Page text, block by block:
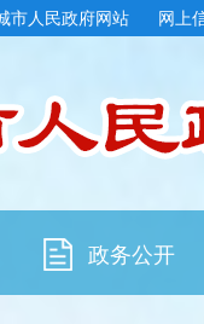
市人民政府网站 网上
政务公开